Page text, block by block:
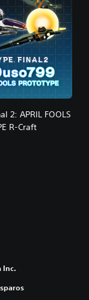
2: APRIL FOOLS
R-Craft
Inc.